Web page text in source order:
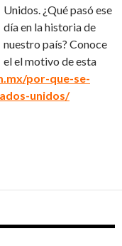
Unidos. ¿Qué pasó ese
día en la historia de
nuestro país? Conoce
el el motivo de esta
por-que-se-
unidos/